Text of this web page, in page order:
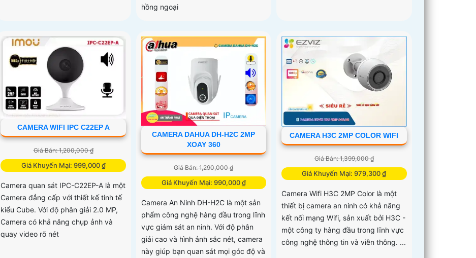
hồng ngoại
CAMERA WIFI IPC C22EP A
Giá Bán: 1,200,000 ₫
Giá Khuyến Mại: 999,000 ₫
Camera quan sát IPC-C22EP-A là một
Camera đẳng cấp với thiết kế tinh tế
kiểu Cube. Với độ phân giải 2.0 MP,
Camera có khả năng chụp ảnh và
quay video rõ nét
CAMERA DAHUA DH-H2C 2MP
XOAY 360
Giá Bán: 1,290,000 ₫
Giá Khuyến Mại: 990,000 ₫
Camera An Ninh DH-H2C là một sản
phẩm công nghệ hàng đầu trong lĩnh
vực giám sát an ninh. Với độ phân
giải cao và hình ảnh sắc nét, camera
này giúp bạn quan sát mọi góc độ và
CAMERA H3C 2MP COLOR WIFI
Giá Bán: 1,399,000 ₫
Giá Khuyến Mại: 979,300 ₫
Camera Wifi H3C 2MP Color là một
thiết bị camera an ninh có khả năng
kết nối mạng Wifi, sản xuất bởi H3C -
một công ty hàng đầu trong lĩnh vực
công nghệ thông tin và viễn thông. ...